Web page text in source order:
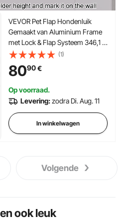
VEVOR Pet Flap Hondenluik
Gemaakt van Aluminium Frame
met Lock & Flap Systeem 346,1 x
600 mm, Weerbestendig
Hondenluik Huisdierdeur
Geschikt voor Katten Honden
Installatie
(1)
8090€
Op voorraad.
Levering:zodra Di. Aug. 11
In winkelwagen
Volgende
ook leuk